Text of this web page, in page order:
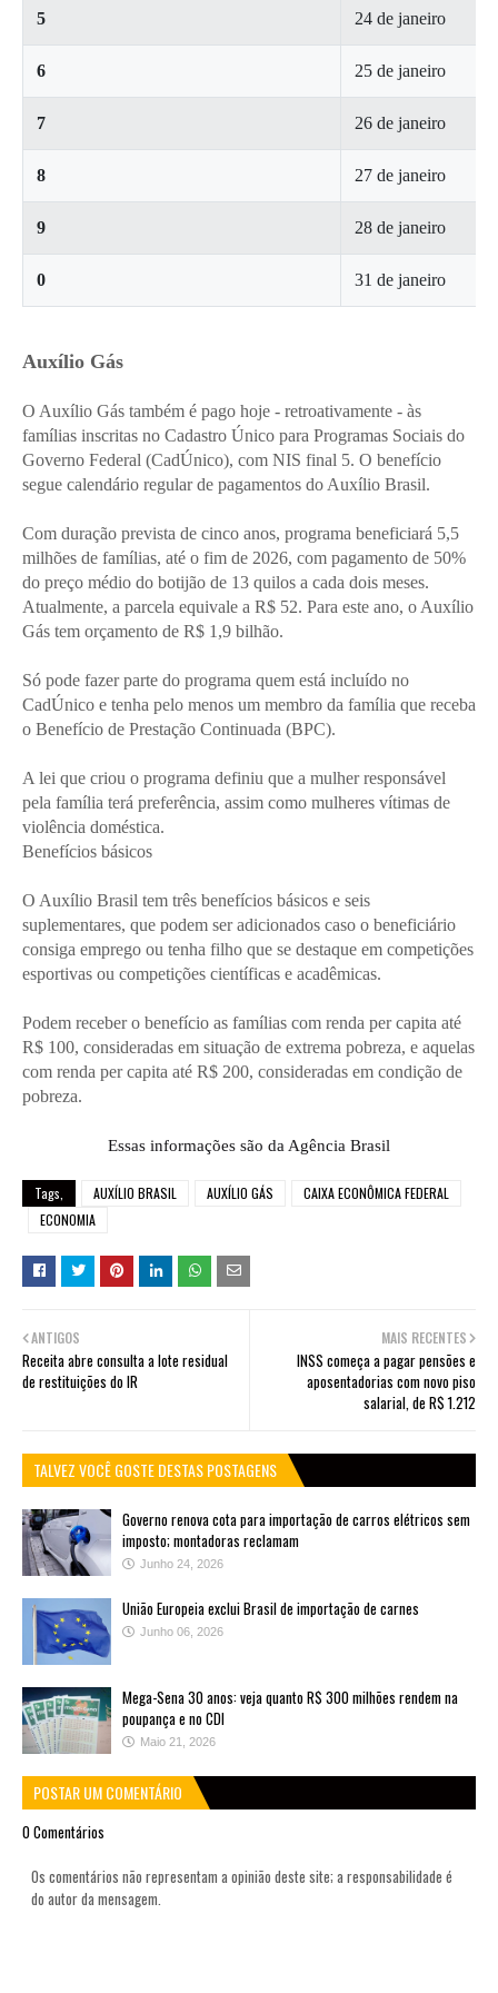
5 24 de janeiro
6 25 de janeiro
7 26 de janeiro
8 27 de janeiro
9 28 de janeiro
0 31 de janeiro
Auxílio Gás
O Auxílio Gás também é pago hoje - retroativamente - às
famílias inscritas no Cadastro Único para Programas Sociais do
Governo Federal (CadÚnico), com NIS final 5. O benefício
segue calendário regular de pagamentos do Auxílio Brasil.
Com duração prevista de cinco anos, programa beneficiará 5,5
milhões de famílias, até o fim de 2026, com pagamento de 50%
do preço médio do botijão de 13 quilos a cada dois meses.
Atualmente, a parcela equivale a R$ 52. Para este ano, o Auxílio
Gás tem orçamento de R$ 1,9 bilhão.
Só pode fazer parte do programa quem está incluído no
CadÚnico e tenha pelo menos um membro da família que receba
o Benefício de Prestação Continuada (BPC).
A lei que criou o programa definiu que a mulher responsável
pela família terá preferência, assim como mulheres vítimas de
violência doméstica.
Benefícios básicos
O Auxílio Brasil tem três benefícios básicos e seis
suplementares, que podem ser adicionados caso o beneficiário
consiga emprego ou tenha filho que se destaque em competições
esportivas ou competições científicas e acadêmicas.
Podem receber o benefício as famílias com renda per capita até
R$ 100, consideradas em situação de extrema pobreza, e aquelas
com renda per capita até R$ 200, consideradas em condição de
pobreza.
Essas informações são da Agência Brasil
Tags, AUXÍLIO BRASIL AUXÍLIO GÁS
CAIXA ECONÔMICA FEDERAL
ECONOMIA
MAIS RECENTES
INSS começa a pagar pensões e
aposentadorias com novo piso
salarial, de R$ 1.212
ANTIGOS
Receita abre consulta a lote residual
de restituições do IR
TALVEZ VOCÊ GOSTE DESTAS POSTAGENS
Governo renova cota para importação de carros elétricos sem
imposto; montadoras reclamam
Junho 24, 2026
União Europeia exclui Brasil de importação de carnes
Junho 06, 2026
Mega-Sena 30 anos: veja quanto R$ 300 milhões rendem na
poupança e no CDI
Maio 21, 2026
POSTAR UM COMENTÁRIO
0 Comentários
Os comentários não representam a opinião deste site; a responsabilidade é
do autor da mensagem.